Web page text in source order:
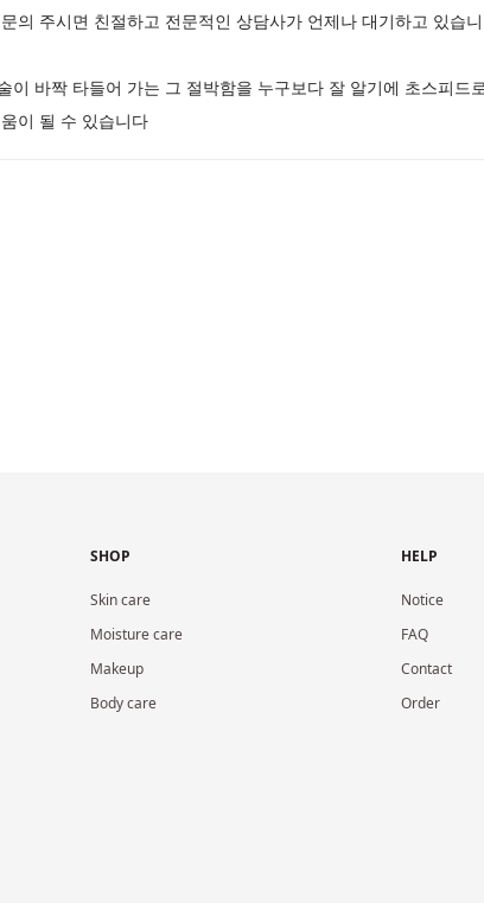
의 주시면 친절하고 전문적인 상담사가 언제나 대기하고 있습
이 바짝 타들어 가는 그 절박함을 누구보다 잘 알기에 초스피드
이 될 수 있습니다
SHOP
Skin care
Moisture care
Makeup
Body care
HELP
Notice
FAQ
Contact
Order